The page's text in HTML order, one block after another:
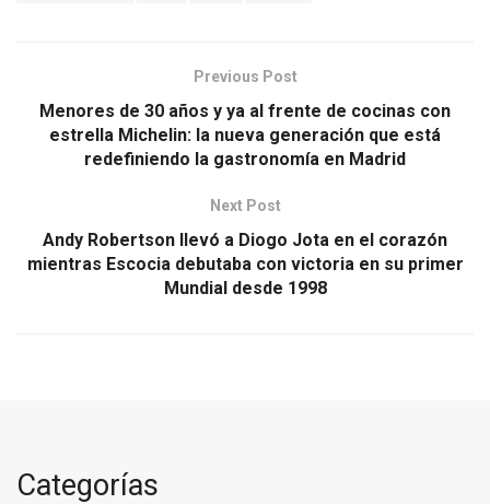
Previous Post
Menores de 30 años y ya al frente de cocinas con
estrella Michelin: la nueva generación que está
redefiniendo la gastronomía en Madrid
Next Post
Andy Robertson llevó a Diogo Jota en el corazón
mientras Escocia debutaba con victoria en su primer
Mundial desde 1998
Categorías